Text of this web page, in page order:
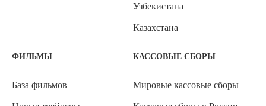
Узбекистана
Казахстана
ФИЛЬМЫ
База фильмов
КАССОВЫЕ СБОРЫ
Мировые кассовые сборы